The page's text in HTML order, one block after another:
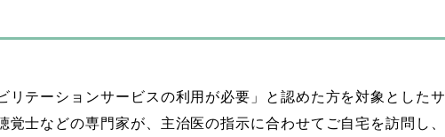
テーションサービスの利用が必要」と認めた方を対象としたサ
士などの専門家が、主治医の指示に合わせてご自宅を訪問し、